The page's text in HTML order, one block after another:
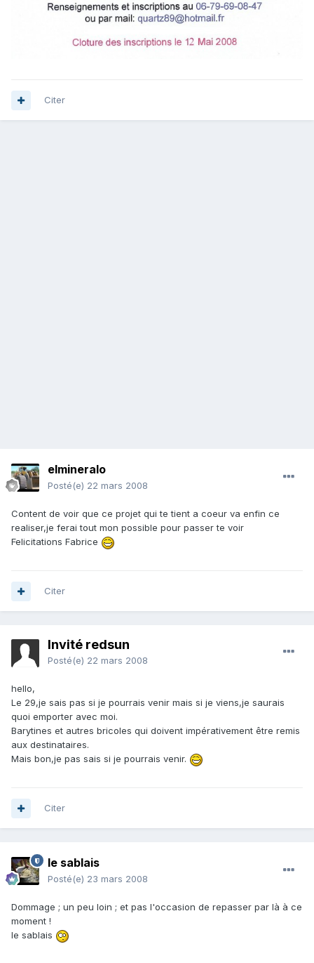
Citer
elmineralo
Posté(e) 22 mars 2008
Content de voir que ce projet qui te tient a coeur va enfin ce
realiser,je ferai tout mon possible pour passer te voir
Felicitations Fabrice
Citer
Invité redsun
Posté(e) 22 mars 2008
hello,
Le 29,je sais pas si je pourrais venir mais si je viens,je saurais
quoi emporter avec moi.
Barytines et autres bricoles qui doivent impérativement être remis
aux destinataires.
Mais bon,je pas sais si je pourrais venir.
Citer
le sablais
Posté(e) 23 mars 2008
Dommage ; un peu loin ; et pas l'occasion de repasser par là à ce
moment !
le sablais